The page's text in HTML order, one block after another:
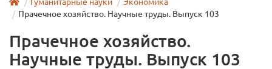
Прачечное хозяйство. Научные труды. Выпуск 103
Прачечное хозяйство.
Научные труды. Выпуск 103